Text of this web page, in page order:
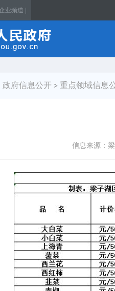
业频道 |
政府信息公开 > 重点领域信息
信息来源：